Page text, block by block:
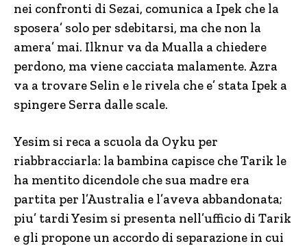
nei confronti di Sezai, comunica a Ipek che la
sposera’ solo per sdebitarsi, ma che non la
amera’ mai. Ilknur va da Mualla a chiedere
perdono, ma viene cacciata malamente. Azra
va a trovare Selin e le rivela che e’ stata Ipek a
spingere Serra dalle scale.
Yesim si reca a scuola da Oyku per
riabbracciarla: la bambina capisce che Tarik le
ha mentito dicendole che sua madre era
partita per l’Australia e l’aveva abbandonata;
piu’ tardi Yesim si presenta nell’ufficio di Tarik
e gli propone un accordo di separazione in cui